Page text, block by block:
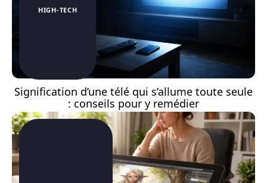
HIGH-TECH
Signification d’une télé qui s’allume toute seule
: conseils pour y remédier